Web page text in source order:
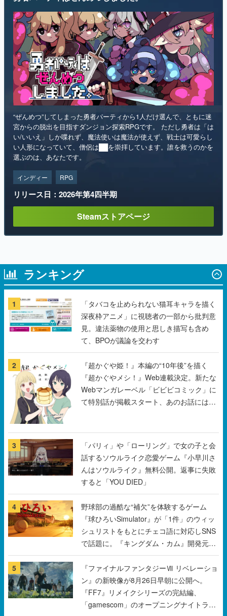
“ぜんめつ”してしまった勇者パーティから1人だけ選んで、ともに迷
宮からの脱出を目指すダンジョン探索RPGです。 ただし勇者は「は
い/いいえ」しか喋れず、魔法使いは魔法が使えず、戦士は可愛らし
い人形になっていて、僧侶は██を崇拝しています。誰を救うのかを
選ぶのは、あなたです。
インディー RPG
リリース日：2026年第4四半期
Steamストアページ
ランキング
1
「タバコを止められない猫耳キャラを描く
深夜枠アニメ」に視聴者の一部から批判意
見。違法薬物の使用と思しき描写も含め
て、BPOが議論を交わす
2
『超かぐや姫！』本編の“10年後”を描く
『超かぐやメシ！』Web連載決定。新たな
Webマンガレーベル「ビビビコミック」に
て特別話が掲載スタート、あのお話には…
3
「パリィ」や「ローリング」で女の子と会
話するソウルライク恋愛ゲーム『小早川さ
んはソウルライク』無料公開。返事に失敗
すると「YOU DIED」
4
野球部の過酷な“補欠”を体験するゲーム
『球ひろいSimulator』が「1件」のウィッ
シュリストをもとにチェコ語に対応しSNS
で話題に。『キングダム・カム』開発元や
チェコのプロ野球選手から称賛の声
5
『ファイナルファンタジーⅦ リベレーショ
ン』の新映像が8月26日早朝に公開へ。
『FF7』リメイクシリーズの完結編、
「gamescom」のオープニングナイトライ